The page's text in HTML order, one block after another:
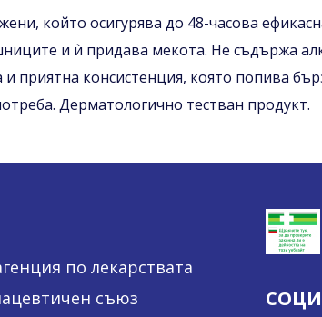
който осигурява до 48-часова
и ѝ придава мекота. Не съдържа
приятна консистенция, която попива
Дерматологично тестван продукт.
по лекарствата
съюз